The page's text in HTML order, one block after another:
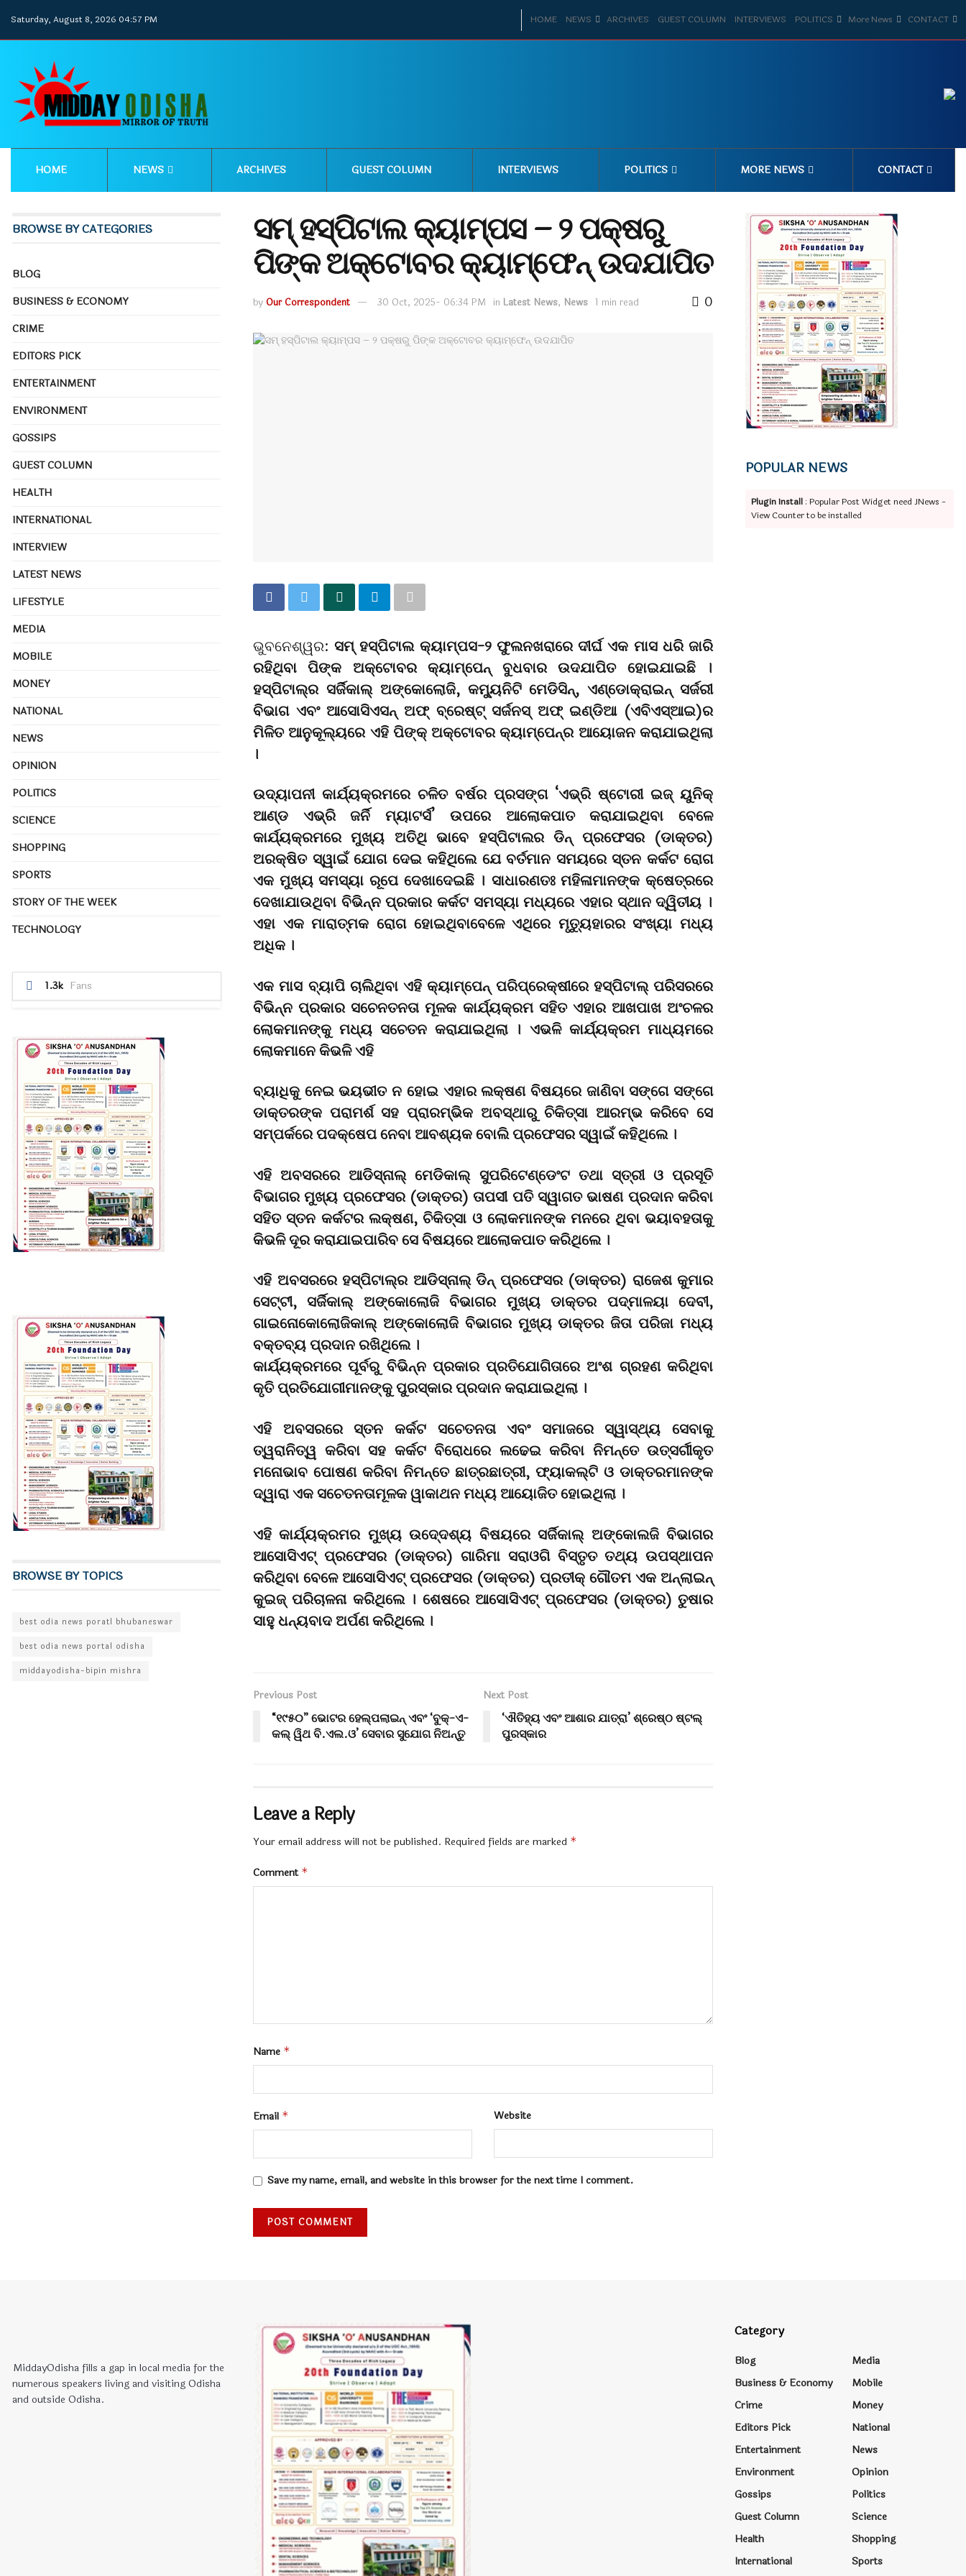
Saturday, August 8, 2026 04:57 PM HOME NEWS ARCHIVES GUEST COLUMN INTERVIEWS POLITICS More News CONTACT
HOME NEWS ARCHIVES GUEST COLUMN INTERVIEWS POLITICS MORE NEWS CONTACT
ସମ୍ ହସ୍ପିଟାଲ କ୍ୟାମ୍ପସ – ୨ ପକ୍ଷରୁ
ପିଙ୍କ ଅକ୍ଟୋବର କ୍ୟାମ୍ଫେନ୍ ଉଦଯାପିତ
by Our Correspondent 30 Oct, 2025- 06:34 PM in Latest News, News 1 min read 0
ଭୁବନେଶ୍ୱର:ସମ୍ ହସ୍ପିଟାଲ କ୍ୟାମ୍ପସ-୨ ଫୁଲନଖରାରେ ଦୀର୍ଘ ଏକ ମାସ ଧରି ଜାରି
ରହିଥିବା ପିଙ୍କ ଅକ୍ଟୋବର କ୍ୟାମ୍ପେନ୍ ବୁଧବାର ଉଦଯାପିତ ହୋଇଯାଇଛି ।
ହସ୍ପିଟାଲ୍ର ସର୍ଜିକାଲ୍ ଅଙ୍କୋଲୋଜି, କମୁ୍ୟନିଟି ମେଡିସିନ୍, ଏଣ୍ଡୋକ୍ରାଇନ୍ ସର୍ଜରୀ
ବିଭାଗ ଏବଂ ଆସୋସିଏସନ୍ ଅଫ୍ ବ୍ରେଷ୍ଟ୍ ସର୍ଜନସ୍ ଅଫ୍ ଇଣ୍ଡିଆ (ଏବିଏସ୍ଆଇ)ର
ମିଳିତ ଆନୁକୂଲ୍ୟରେ ଏହି ପିଙ୍କ୍ ଅକ୍ଟୋବର କ୍ୟାମ୍ପେନ୍ର ଆୟୋଜନ କରାଯାଇଥିଲା
।
ଉଦ୍ୟାପନୀ କାର୍ଯ୍ୟକ୍ରମରେ ଚଳିତ ବର୍ଷର ପ୍ରସଙ୍ଗ ‘ଏଭ୍ରି ଷ୍ଟୋରୀ ଇଜ୍ ୟୁନିକ୍
ଆଣ୍ଡ ଏଭ୍ରି ଜର୍ନି ମ୍ୟାଟର୍ସ’ ଉପରେ ଆଲୋକପାତ କରାଯାଇଥିବା ବେଳେ
କାର୍ଯ୍ୟକ୍ରମରେ ମୁଖ୍ୟ ଅତିଥି ଭାବେ ହସ୍ପିଟାଲର ଡିନ୍ ପ୍ରଫେସର (ଡାକ୍ତର)
ଅରକ୍ଷିତ ସ୍ୱାଇଁ ଯୋଗ ଦେଇ କହିଥିଲେ ଯେ ବର୍ତମାନ ସମୟରେ ସ୍ତନ କର୍କଟ ରୋଗ
ଏକ ମୁଖ୍ୟ ସମସ୍ୟା ରୂପେ ଦେଖାଦେଇଛି । ସାଧାରଣତଃ ମହିଳାମାନଙ୍କ କ୍ଷେତ୍ରରେ
ଦେଖାଯାଉଥିବା ବିଭିନ୍ନ ପ୍ରକାର କର୍କଟ ସମସ୍ୟା ମଧ୍ୟରେ ଏହାର ସ୍ଥାନ ଦ୍ୱିତୀୟ ।
ଏହା ଏକ ମାରାତ୍ମକ ରୋଗ ହୋଇଥିବାବେଳେ ଏଥିରେ ମୃତୁ୍ୟହାରର ସଂଖ୍ୟା ମଧ୍ୟ
ଅଧିକ ।
ଏକ ମାସ ବ୍ୟାପି ଚାଲିଥିବା ଏହି କ୍ୟାମ୍ପେନ୍ ପରିପ୍ରେକ୍ଷୀରେ ହସ୍ପିଟାଲ୍ ପରିସରରେ
ବିଭିନ୍ନ ପ୍ରକାର ସଚେନତନତା ମୂଳକ କାର୍ଯ୍ୟକ୍ରମ ସହିତ ଏହାର ଆଖପାଖ ଅଂଚଳର
ଲୋକମାନଙ୍କୁ ମଧ୍ୟ ସଚେତନ କରାଯାଇଥିଲା । ଏଭଳି କାର୍ଯ୍ୟକ୍ରମ ମାଧ୍ୟମରେ
ଲୋକମାନେ କିଭଳି ଏହି
ବ୍ୟାଧିକୁ ନେଇ ଭୟଭୀତ ନ ହୋଇ ଏହାର ଲକ୍ଷଣ ବିଷୟରେ ଜାଣିବା ସଙ୍ଗେ ସଙ୍ଗେ
ଡାକ୍ତରଙ୍କ ପରାମର୍ଶ ସହ ପ୍ରାରମ୍ଭିକ ଅବସ୍ଥାରୁ ଚିକିତ୍ସା ଆରମ୍ଭ କରିବେ ସେ
ସମ୍ପର୍କରେ ପଦକ୍ଷେପ ନେବା ଆବଶ୍ୟକ ବୋଲି ପ୍ରଫେସର ସ୍ୱାଇଁ କହିଥିଲେ ।
ଏହି ଅବସରରେ ଆଡିସ୍ନାଲ୍ ମେଡିକାଲ୍ ସୁପରିଟେଣ୍ଡେଂଟ ତଥା ସ୍ତ୍ରୀ ଓ ପ୍ରସୂତି
ବିଭାଗର ମୁଖ୍ୟ ପ୍ରଫେସର (ଡାକ୍ତର) ତାପସୀ ପତି ସ୍ୱାଗତ ଭାଷଣ ପ୍ରଦାନ କରିବା
ସହିତ ସ୍ତନ କର୍କଟର ଲକ୍ଷଣ, ଚିକିତ୍ସା ଓ ଲୋକମାନଙ୍କ ମନରେ ଥିବା ଭୟାବହତାକୁ
କିଭଳି ଦୂର କରାଯାଇପାରିବ ସେ ବିଷୟରେ ଆଲୋକପାତ କରିଥିଲେ ।
ଏହି ଅବସରରେ ହସ୍ପିଟାଲ୍ର ଆଡିସ୍ନାଲ୍ ଡିନ୍ ପ୍ରଫେସର (ଡାକ୍ତର) ରାଜେଶ କୁମାର
ସେଟ୍ଟୀ, ସର୍ଜିକାଲ୍ ଅଙ୍କୋଲୋଜି ବିଭାଗର ମୁଖ୍ୟ ଡାକ୍ତର ପଦ୍ମାଳୟା ଦେବୀ,
ଗାଇନୋକୋଲୋଜିକାଲ୍ ଅଙ୍କୋଲୋଜି ବିଭାଗର ମୁଖ୍ୟ ଡାକ୍ତର ଜିତା ପରିଜା ମଧ୍ୟ
ବକ୍ତବ୍ୟ ପ୍ରଦାନ ରଖିଥିଲେ ।
କାର୍ଯ୍ୟକ୍ରମରେ ପୂର୍ବରୁ ବିଭିନ୍ନ ପ୍ରକାର ପ୍ରତିଯୋଗିତାରେ ଅଂଶ ଗ୍ରହଣ କରିଥିବା
କୃତି ପ୍ରତିଯୋଗୀମାନଙ୍କୁ ପୁରସ୍କାର ପ୍ରଦାନ କରାଯାଇଥିଲା ।
ଏହି ଅବସରରେ ସ୍ତନ କର୍କଟ ସଚେତନତା ଏବଂ ସମାଜରେ ସ୍ୱାସ୍ଥ୍ୟ ସେବାକୁ
ତ୍ୱରାନିତ୍ୱ କରିବା ସହ କର୍କଟ ବିରୋଧରେ ଲଢେଇ କରିବା ନିମନ୍ତେ ଉତ୍ସର୍ଗୀକୃତ
ମନୋଭାବ ପୋଷଣ କରିବା ନିମନ୍ତେ ଛାତ୍ରଛାତ୍ରୀ, ଫ୍ୟାକଲ୍ଟି ଓ ଡାକ୍ତରମାନଙ୍କ
ଦ୍ୱାରା ଏକ ସଚେତନତାମୂଳକ ୱାକାଥନ ମଧ୍ୟ ଆୟୋଜିତ ହୋଇଥିଲା ।
ଏହି କାର୍ଯ୍ୟକ୍ରମର ମୁଖ୍ୟ ଉଦେ୍ଦଶ୍ୟ ବିଷୟରେ ସର୍ଜିକାଲ୍ ଅଙ୍କୋଲଜି ବିଭାଗର
ଆସୋସିଏଟ୍ ପ୍ରଫେସର (ଡାକ୍ତର) ଗାରିମା ସରାଓଗି ବିସ୍ତୃତ ତଥ୍ୟ ଉପସ୍ଥାପନ
କରିଥିବା ବେଳେ ଆସୋସିଏଟ୍ ପ୍ରଫେସର (ଡାକ୍ତର) ପ୍ରତୀକ୍ ଗୌତମ ଏକ ଅନ୍ଲାଇନ୍
କୁଇଜ୍ ପରିଚାଳନା କରିଥିଲେ । ଶେଷରେ ଆସୋସିଏଟ୍ ପ୍ରଫେସର (ଡାକ୍ତର) ତୁଷାର
ସାହୁ ଧନ୍ୟବାଦ ଅର୍ପଣ କରିଥିଲେ ।
Previous Post
“୧୯୫୦” ଭୋଟର ହେଲ୍ପଲାଇନ୍ ଏବଂ ‘ବୁକ୍-ଏ-
କଲ୍ ୱିଥ ବି.ଏଲ.ଓ’ ସେବାର ସୁଯୋଗ ନିଅନ୍ତୁ
Next Post
‘ଐତିହ୍ୟ ଏବଂ ଆଶାର ଯାତ୍ରା’ ଶ୍ରେଷ୍ଠ ଷ୍ଟଲ୍
ପୁରସ୍କାର
Leave a Reply
Your email address will not be published. Required fields are marked *
Comment *
Name *
Email * Website
Save my name, email, and website in this browser for the next time I comment.
BROWSE BY CATEGORIES
BLOG
BUSINESS & ECONOMY
CRIME
EDITORS PICK
ENTERTAINMENT
ENVIRONMENT
GOSSIPS
GUEST COLUMN
HEALTH
INTERNATIONAL
INTERVIEW
LATEST NEWS
LIFESTYLE
MEDIA
MOBILE
MONEY
NATIONAL
NEWS
OPINION
POLITICS
SCIENCE
SHOPPING
SPORTS
STORY OF THE WEEK
TECHNOLOGY
1.3k Fans
BROWSE BY TOPICS
best odia news poratl bhubaneswar
best odia news portal odisha
middayodisha-bipin mishra
POPULAR NEWS
Plugin Install : Popular Post Widget need JNews -
View Counter to be installed
MiddayOdisha fills a gap in local media for the
numerous speakers living and visiting Odisha
and outside Odisha.
Category
Blog
Business & Economy
Crime
Editors Pick
Entertainment
Environment
Gossips
Guest Column
Health
International
Media
Mobile
Money
National
News
Opinion
Politics
Science
Shopping
Sports